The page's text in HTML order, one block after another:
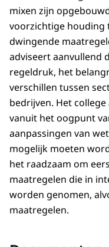
mixen zijn
voorzichtige houding
dwingende
adviseert aanvullend
regeldruk, het
verschillen tussen
bedrijven. Het
vanuit het oogpunt
aanpassingen van
mogelijk moeten
het raadzaam om
maatregelen die in
worden genomen,
maatregelen.